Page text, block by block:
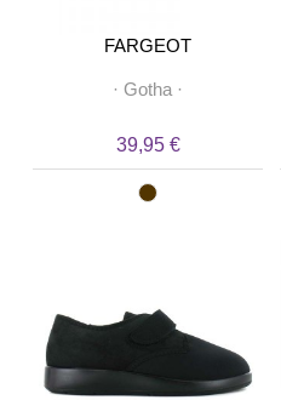
FARGEOT
· Gotha ·
39,95 €